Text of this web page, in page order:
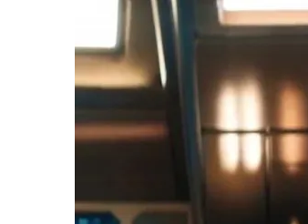
2 DE AGOSTO DE 2026 TB AO VIVO | STAR
1 DE AGOSTO DE 2026 ELENCO DE STRANGE
31 DE JULHO DE 2026 GRANDES JORNADAS |
GRANDES JORNADAS